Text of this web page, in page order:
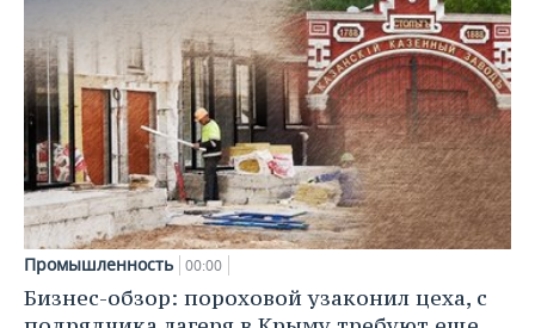
Промышленность 00:00
Бизнес-обзор: пороховой узаконил цеха, с